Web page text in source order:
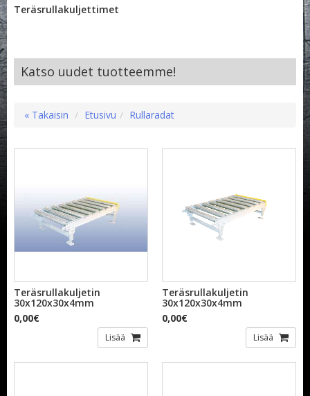
Teräsrullakuljettimet
Katso uudet tuotteemme!
« Takaisin Etusivu Rullaradat
Teräsrullakuljetin
30x120x30x4mm
0,00€
Lisää
Teräsrullakuljetin
30x120x30x4mm
0,00€
Lisää